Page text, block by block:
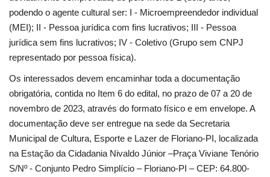
podendo o agente cultural ser: I - Microempreendedor individual
(MEI); II - Pessoa jurídica com fins lucrativos; III - Pessoa
jurídica sem fins lucrativos; IV - Coletivo (Grupo sem CNPJ
representado por pessoa física).
Os interessados devem encaminhar toda a documentação
obrigatória, contida no Item 6 do edital, no prazo de 07 a 20 de
novembro de 2023, através do formato físico e em envelope. A
documentação deve ser entregue na sede da Secretaria
Municipal de Cultura, Esporte e Lazer de Floriano-PI, localizada
na Estação da Cidadania Nivaldo Júnior –Praça Viviane Tenório
S/Nº - Conjunto Pedro Simplício – Floriano-PI – CEP: 64.800-